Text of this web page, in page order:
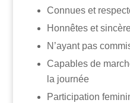
Connues et
Honnêtes et
N’ayant pas
Capables de
la journée
Participation